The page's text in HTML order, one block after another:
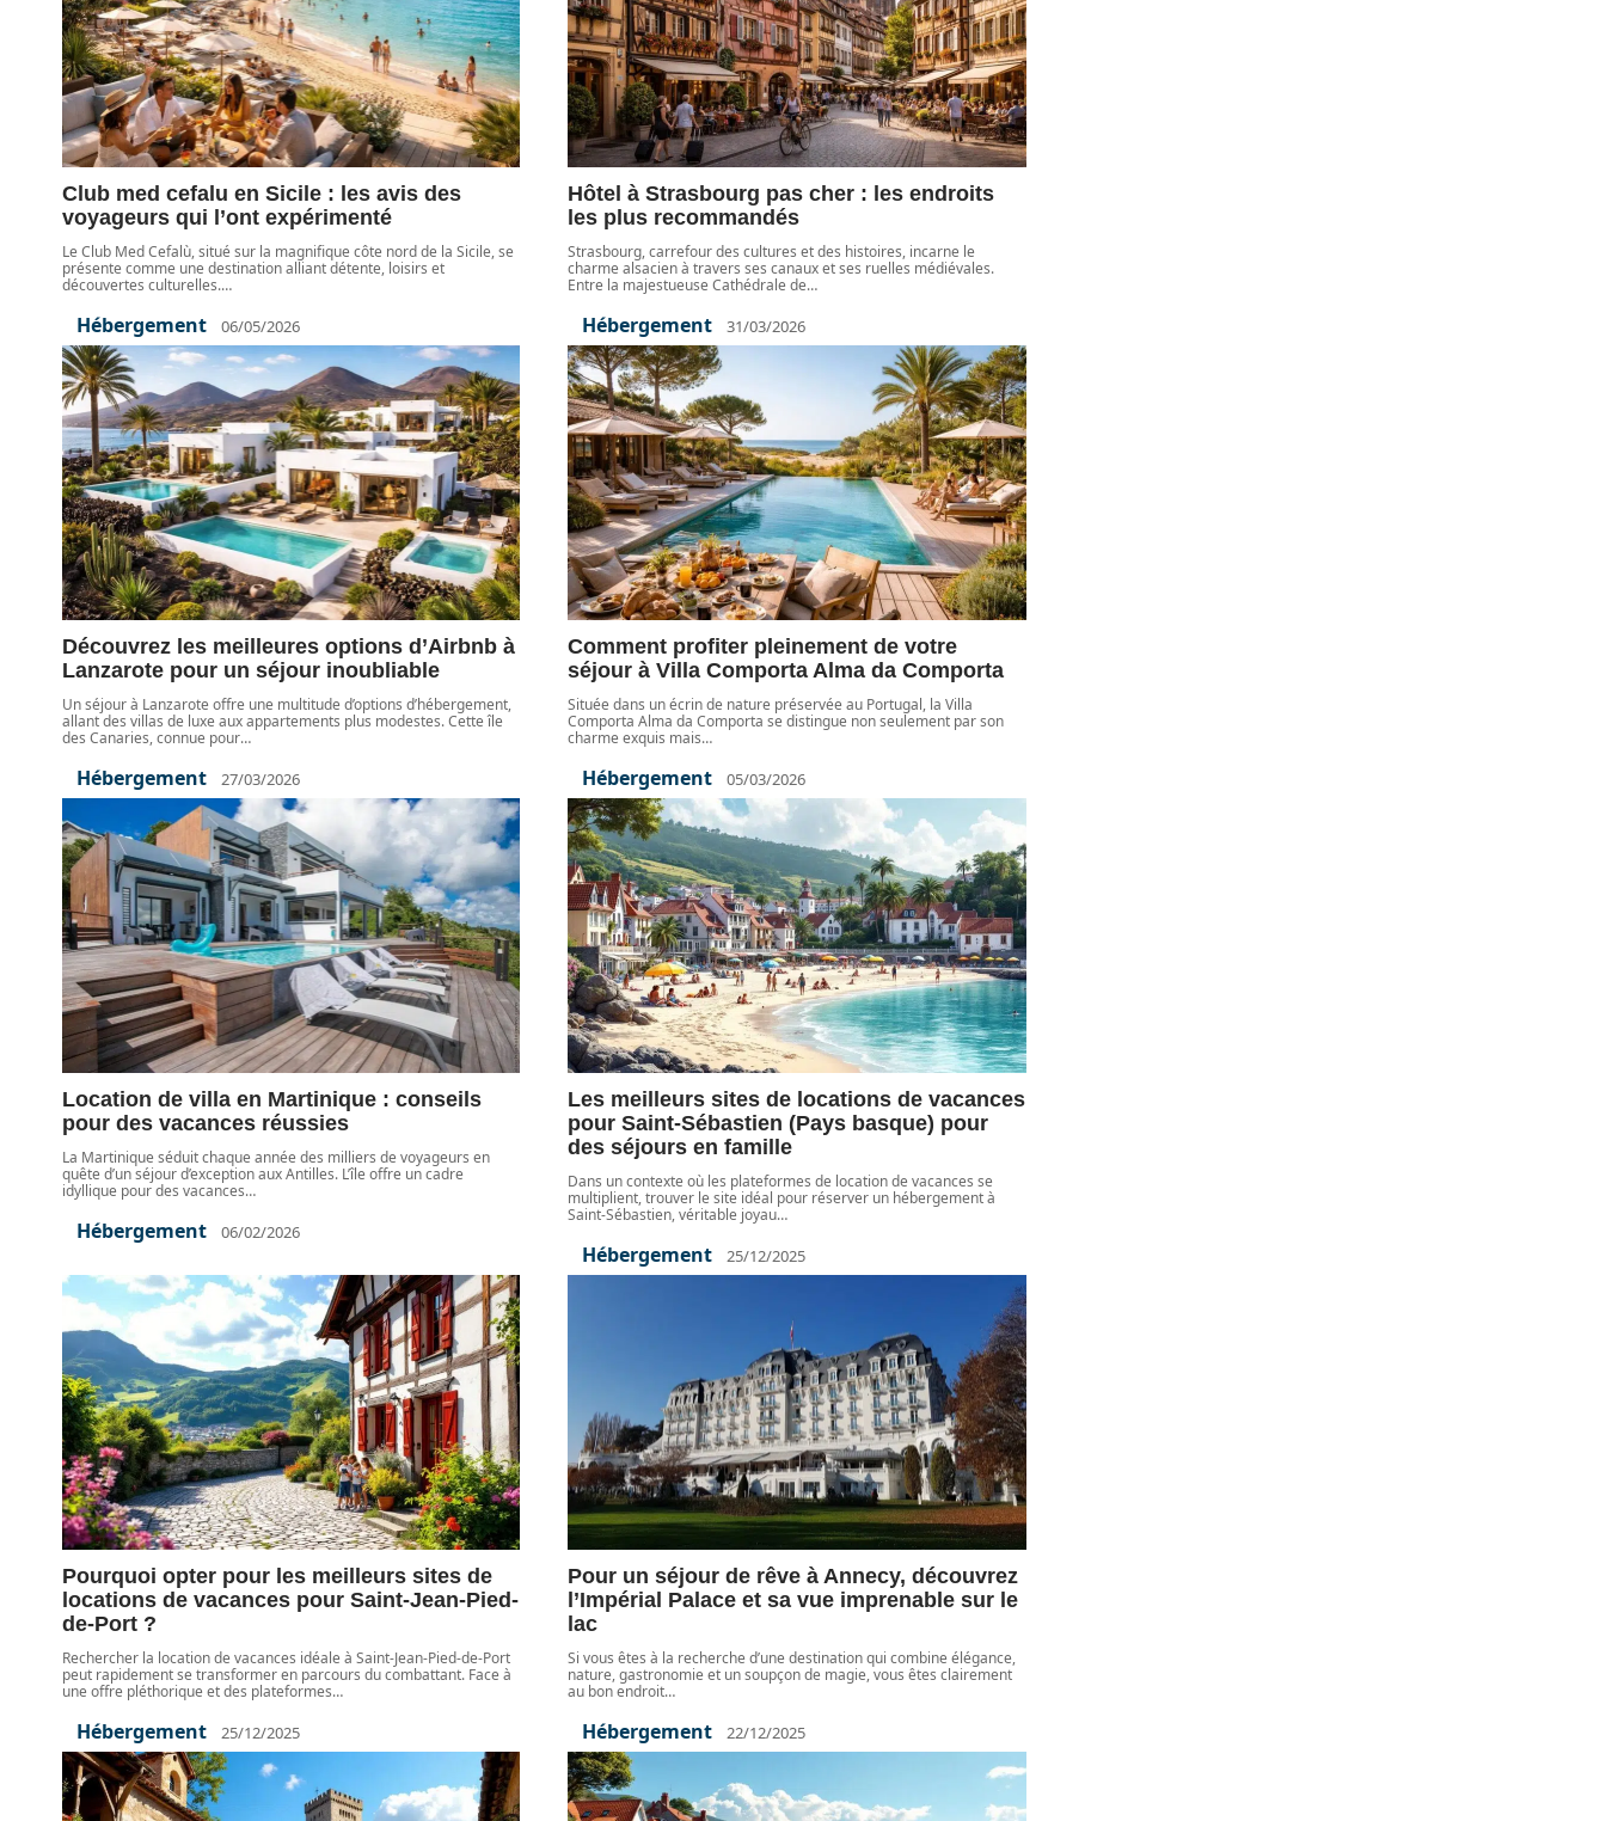
Club med cefalu en Sicile : les avis des
voyageurs qui l’ont expérimenté
Le Club Med Cefalù, situé sur la magnifique côte nord de la Sicile, se
présente comme une destination alliant détente, loisirs et
découvertes culturelles.…
Hébergement 06/05/2026
Hôtel à Strasbourg pas cher : les endroits
les plus recommandés
Strasbourg, carrefour des cultures et des histoires, incarne le
charme alsacien à travers ses canaux et ses ruelles médiévales.
Entre la majestueuse Cathédrale de…
Hébergement 31/03/2026
Découvrez les meilleures options d’Airbnb à
Lanzarote pour un séjour inoubliable
Un séjour à Lanzarote offre une multitude d’options d’hébergement,
allant des villas de luxe aux appartements plus modestes. Cette île
des Canaries, connue pour…
Hébergement 27/03/2026
Comment profiter pleinement de votre
séjour à Villa Comporta Alma da Comporta
Située dans un écrin de nature préservée au Portugal, la Villa
Comporta Alma da Comporta se distingue non seulement par son
charme exquis mais…
Hébergement 05/03/2026
Location de villa en Martinique : conseils
pour des vacances réussies
La Martinique séduit chaque année des milliers de voyageurs en
quête d’un séjour d’exception aux Antilles. L’île offre un cadre
idyllique pour des vacances…
Hébergement 06/02/2026
Les meilleurs sites de locations de vacances
pour Saint-Sébastien (Pays basque) pour
des séjours en famille
Dans un contexte où les plateformes de location de vacances se
multiplient, trouver le site idéal pour réserver un hébergement à
Saint-Sébastien, véritable joyau…
Hébergement 25/12/2025
Pourquoi opter pour les meilleurs sites de
locations de vacances pour Saint-Jean-Pied-
de-Port ?
Rechercher la location de vacances idéale à Saint-Jean-Pied-de-Port
peut rapidement se transformer en parcours du combattant. Face à
une offre pléthorique et des plateformes…
Hébergement 25/12/2025
Pour un séjour de rêve à Annecy, découvrez
l’Impérial Palace et sa vue imprenable sur le
lac
Si vous êtes à la recherche d’une destination qui combine élégance,
nature, gastronomie et un soupçon de magie, vous êtes clairement
au bon endroit…
Hébergement 22/12/2025